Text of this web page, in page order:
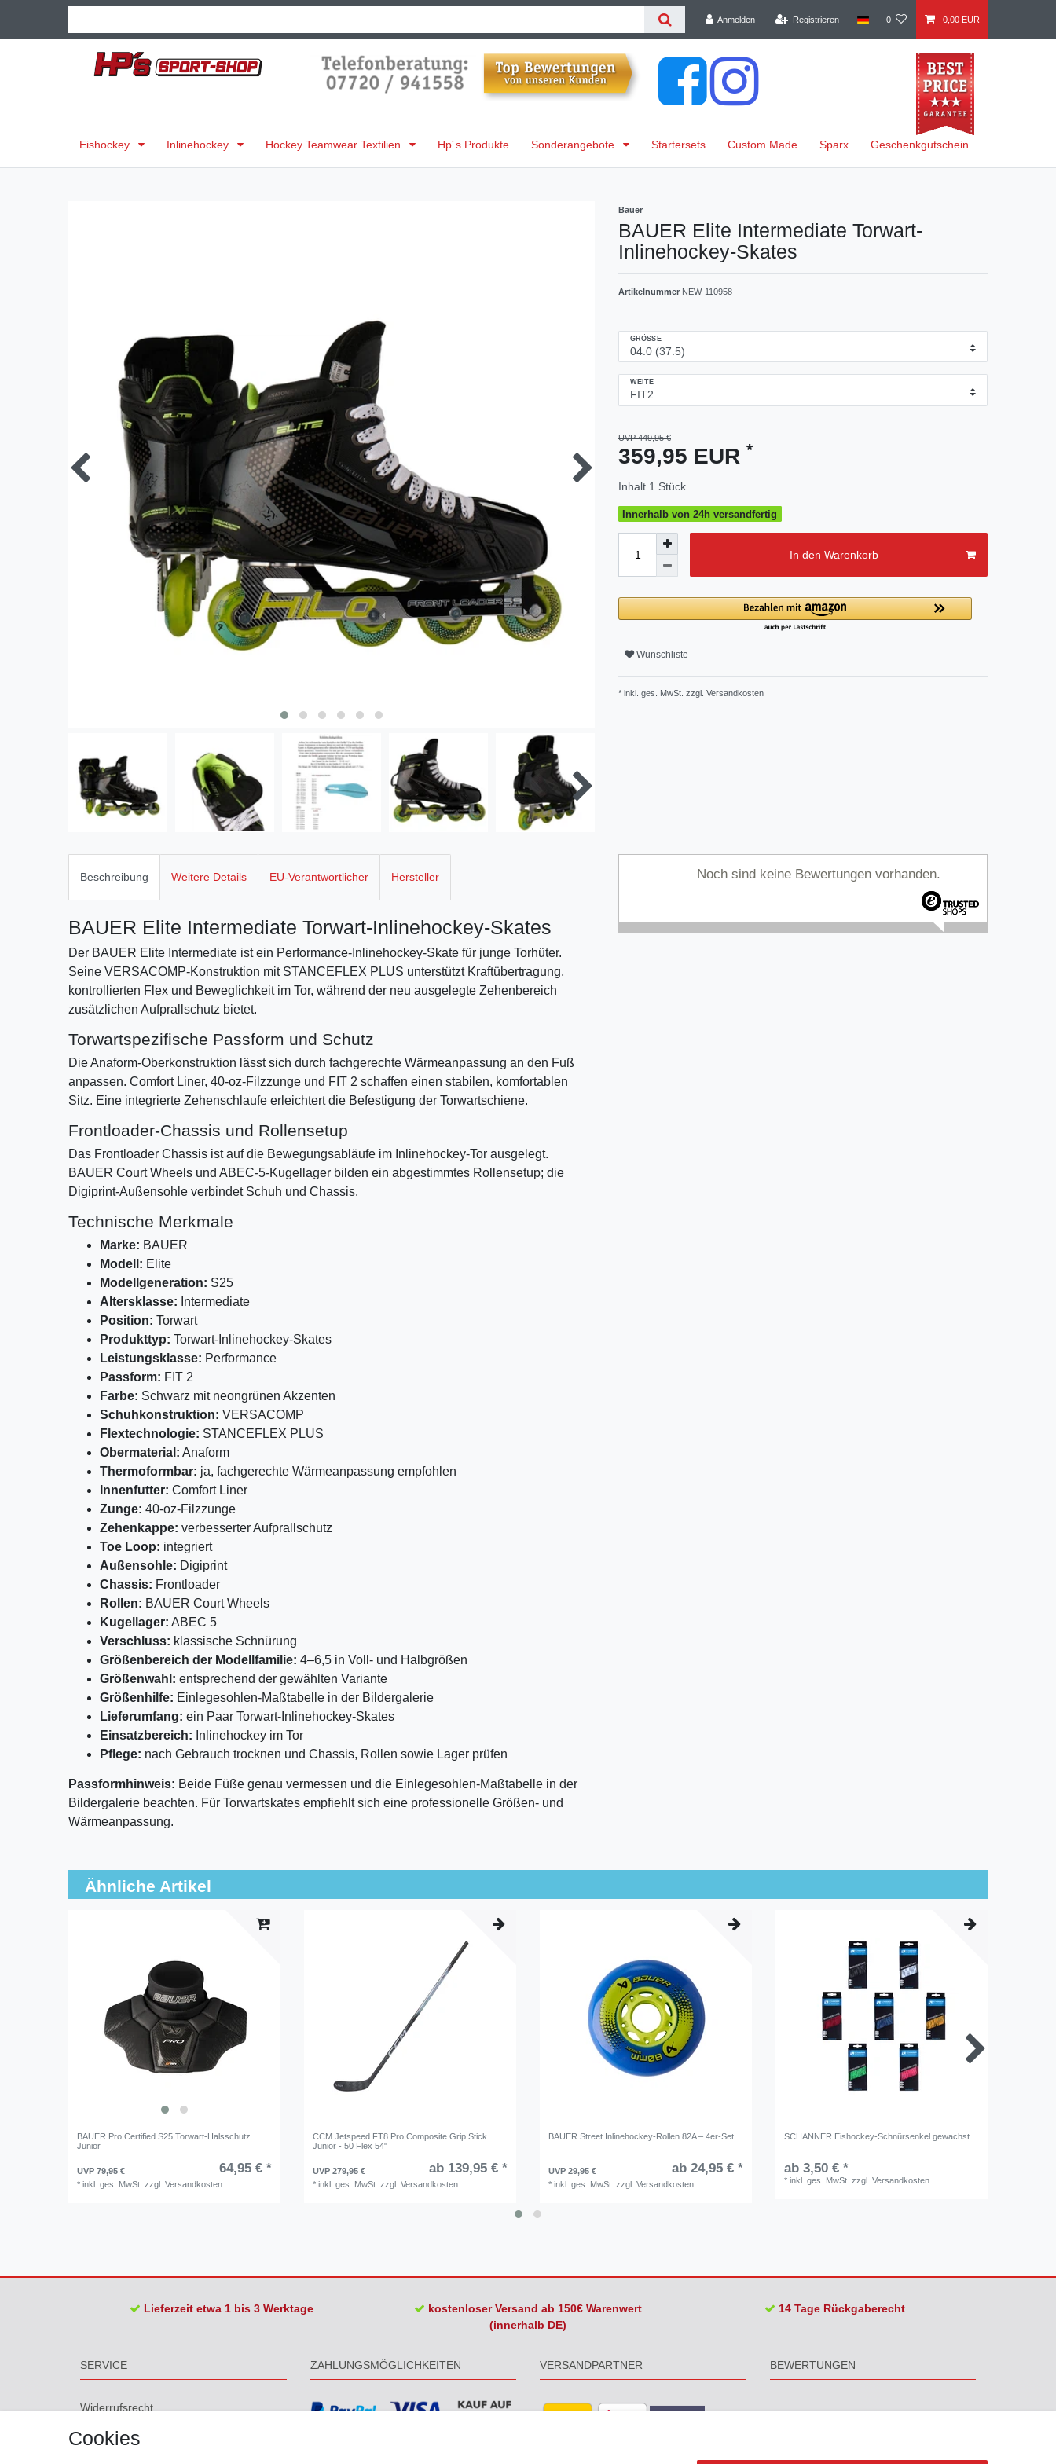
Anmelden Registrieren 0 0,00 EUR
Eishockey Inlinehockey Hockey Teamwear Textilien Hp´s Produkte Sonderangebote Startersets Custom Made Sparx Geschenkgutschein
Bauer
BAUER Elite Intermediate Torwart-
Inlinehockey-Skates
Artikelnummer NEW-110958
GRÖSSE
WEITE
UVP 449,95 €
359,95 EUR *
Inhalt 1 Stück
Innerhalb von 24h versandfertig
In den Warenkorb
Wunschliste
* inkl. ges. MwSt. zzgl. Versandkosten
Beschreibung Weitere Details EU-Verantwortlicher Hersteller
BAUER Elite Intermediate Torwart-Inlinehockey-Skates
Der BAUER Elite Intermediate ist ein Performance-Inlinehockey-Skate für junge Torhüter.
Seine VERSACOMP-Konstruktion mit STANCEFLEX PLUS unterstützt Kraftübertragung,
kontrollierten Flex und Beweglichkeit im Tor, während der neu ausgelegte Zehenbereich
zusätzlichen Aufprallschutz bietet.
Torwartspezifische Passform und Schutz
Die Anaform-Oberkonstruktion lässt sich durch fachgerechte Wärmeanpassung an den Fuß
anpassen. Comfort Liner, 40-oz-Filzzunge und FIT 2 schaffen einen stabilen, komfortablen
Sitz. Eine integrierte Zehenschlaufe erleichtert die Befestigung der Torwartschiene.
Frontloader-Chassis und Rollensetup
Das Frontloader Chassis ist auf die Bewegungsabläufe im Inlinehockey-Tor ausgelegt.
BAUER Court Wheels und ABEC-5-Kugellager bilden ein abgestimmtes Rollensetup; die
Digiprint-Außensohle verbindet Schuh und Chassis.
Technische Merkmale
Marke: BAUER
Modell: Elite
Modellgeneration: S25
Altersklasse: Intermediate
Position: Torwart
Produkttyp: Torwart-Inlinehockey-Skates
Leistungsklasse: Performance
Passform: FIT 2
Farbe: Schwarz mit neongrünen Akzenten
Schuhkonstruktion: VERSACOMP
Flextechnologie: STANCEFLEX PLUS
Obermaterial: Anaform
Thermoformbar: ja, fachgerechte Wärmeanpassung empfohlen
Innenfutter: Comfort Liner
Zunge: 40-oz-Filzzunge
Zehenkappe: verbesserter Aufprallschutz
Toe Loop: integriert
Außensohle: Digiprint
Chassis: Frontloader
Rollen: BAUER Court Wheels
Kugellager: ABEC 5
Verschluss: klassische Schnürung
Größenbereich der Modellfamilie: 4–6,5 in Voll- und Halbgrößen
Größenwahl: entsprechend der gewählten Variante
Größenhilfe: Einlegesohlen-Maßtabelle in der Bildergalerie
Lieferumfang: ein Paar Torwart-Inlinehockey-Skates
Einsatzbereich: Inlinehockey im Tor
Pflege: nach Gebrauch trocknen und Chassis, Rollen sowie Lager prüfen
Passformhinweis: Beide Füße genau vermessen und die Einlegesohlen-Maßtabelle in der
Bildergalerie beachten. Für Torwartskates empfiehlt sich eine professionelle Größen- und
Wärmeanpassung.
Noch sind keine Bewertungen vorhanden.
Ähnliche Artikel
BAUER Pro Certified S25 Torwart-Halsschutz
Junior
UVP 79,95 € 64,95 € *
*inkl. ges. MwSt. zzgl.Versandkosten
CCM Jetspeed FT8 Pro Composite Grip Stick
Junior - 50 Flex 54"
UVP 279,95 € ab 139,95 € *
*inkl. ges. MwSt. zzgl.Versandkosten
BAUER Street Inlinehockey-Rollen 82A – 4er-Set
UVP 29,95 € ab 24,95 € *
*inkl. ges. MwSt. zzgl.Versandkosten
SCHANNER Eishockey-Schnürsenkel gewachst
ab 3,50 € *
*inkl. ges. MwSt. zzgl.Versandkosten
Lieferzeit etwa 1 bis 3 Werktage
kostenloser Versand ab 150€ Warenwert
(innerhalb DE)
14 Tage Rückgaberecht
SERVICE
Widerrufs­recht
Impressum
ZAHLUNGSMÖGLICHKEITEN VERSANDPARTNER BEWERTUNGEN
Cookies